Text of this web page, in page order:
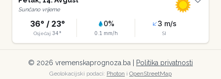
Sunčano vrijeme
36° / 23°
Osjećaj 34°
0%
0.1 mm/h
3 m/s
SI
© 2026 vremenskaprognoza.ba | Politika privatnosti
Geolokacijski podaci: Photon i OpenStreetMap